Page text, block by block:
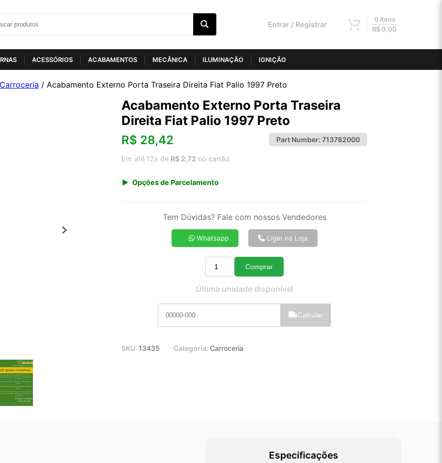
Entrar / Registrar
0 itens
R$ 0,00
ACESSÓRIOS ACABAMENTOS MECÂNICA ILUMINAÇÃO IGNIÇÃO
Carroceria / Acabamento Externo Porta Traseira Direita Fiat Palio 1997 Preto
Acabamento Externo Porta Traseira
Direita Fiat Palio 1997 Preto
R$ 28,42 Part Number: 713782000
Em até 12x de R$ 2,72 no cartão
Opções de Parcelamento
8x de R$ 3,97
10x de R$ 3,22
12x de R$ 2,72
Tem Dúvidas? Fale com nossos Vendedores
Whatsapp Ligar na Loja
Quantidade
Comprar
Última unidade disponível
Calcular
SKU: 13435 Categoria: Carroceria
Especificações